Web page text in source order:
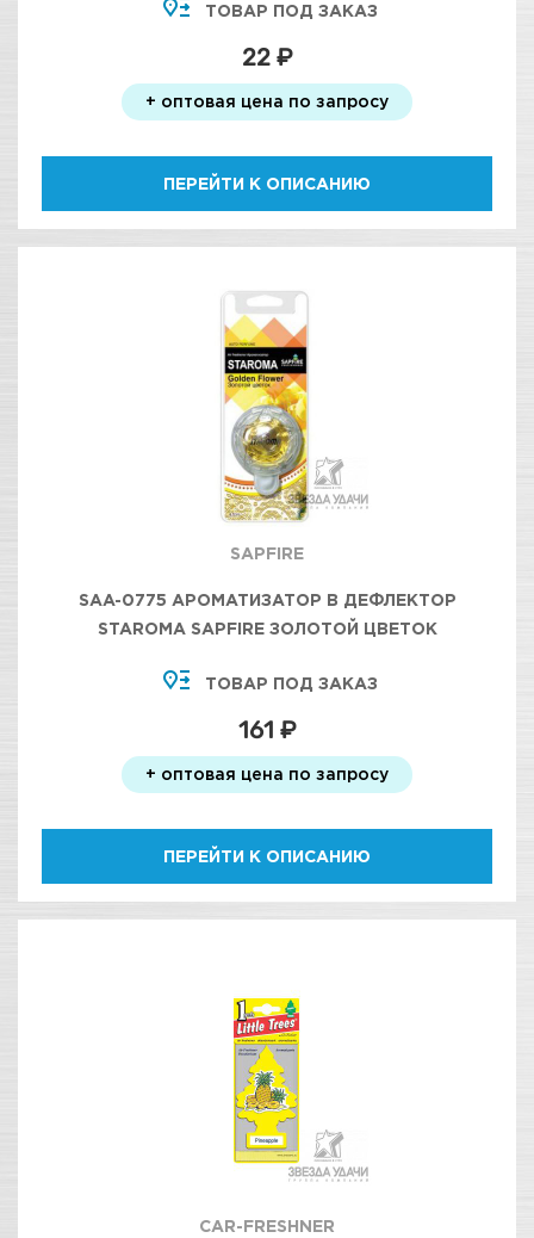
ТОВАР ПОД ЗАКАЗ
22 ₽
+ оптовая цена по запросу
ПЕРЕЙТИ К ОПИСАНИЮ
SAPFIRE
SAA-0775 АРОМАТИЗАТОР В ДЕФЛЕКТОР
STAROMA SAPFIRE ЗОЛОТОЙ ЦВЕТОК
ТОВАР ПОД ЗАКАЗ
161 ₽
+ оптовая цена по запросу
ПЕРЕЙТИ К ОПИСАНИЮ
CAR-FRESHNER